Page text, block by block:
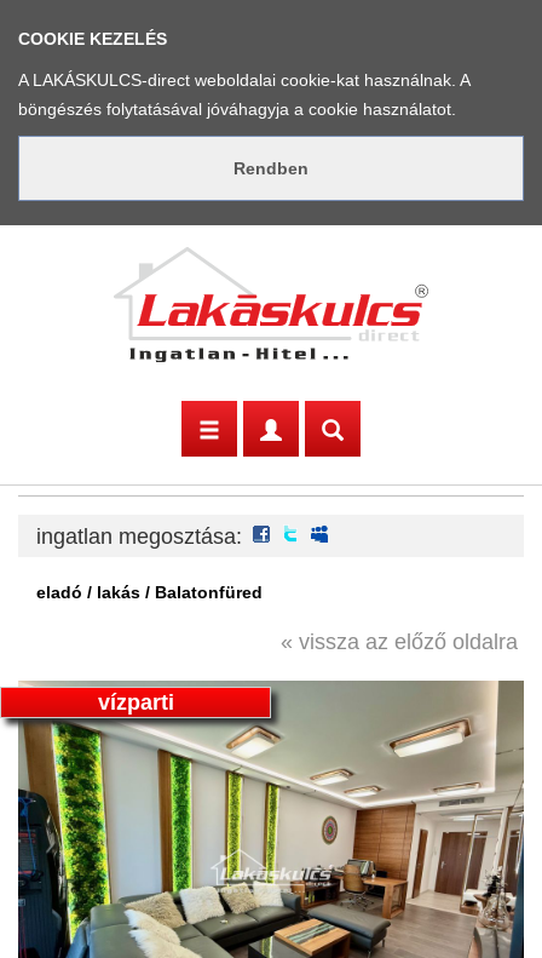
COOKIE KEZELÉS
A LAKÁSKULCS-direct weboldalai cookie-kat használnak. A
böngészés folytatásával jóváhagyja a cookie használatot.
ingatlan megosztása: facebook
twitter
eladó / lakás / Balatonfüred
« vissza az előző oldalra
vízparti